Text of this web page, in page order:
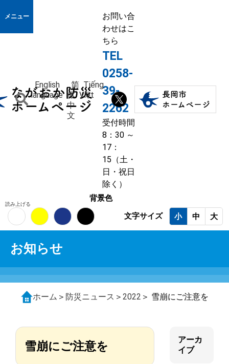
メニュー
お問い合
わせはこ
ちら
TEL
0258-
39-
2262
受付時間
8：30 ～
17：
15（土・
日・祝日
除く）
English
language
简
体
中
文
Tiếng
Việt
読み上げる
背景色
文字サイズ
小 中 大
お知らせ
ホーム ＞ 防災ニュース ＞ 2022 ＞ 雪崩にご注意を
雪崩にご注意を
アーカ
イブ